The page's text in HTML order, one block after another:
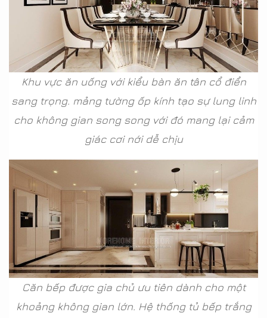
Khu vực ăn uống với kiểu bàn ăn tân cổ điển
sang trọng. mảng tường ốp kính tạo sự lung linh
cho không gian song song với đó mang lại cảm
giác cơi nới dễ chịu
Căn bếp được gia chủ ưu tiên dành cho một
khoảng không gian lớn. Hệ thống tủ bếp trắng